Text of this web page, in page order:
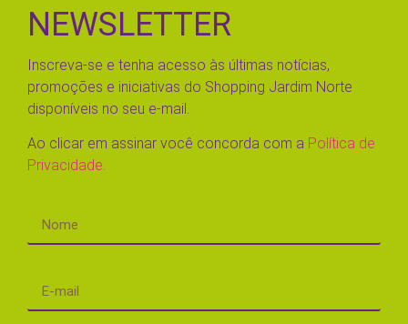
NEWSLETTER
Inscreva-se e tenha acesso às últimas notícias,
promoções e iniciativas do Shopping Jardim Norte
disponíveis no seu e-mail.
Ao clicar em assinar você concorda com a Política de
Privacidade.